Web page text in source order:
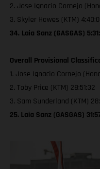
2. Jose Ignacio Cornejo
3. Skyler Howes (KTM)
34. Laia Sanz (GASGAS)
Overall Provisional
1. Jose Ignacio Cornejo
2. Toby Price (KTM) 28:51:32
3. Sam Sunderland (KTM)
25. Laia Sanz (GASGAS)